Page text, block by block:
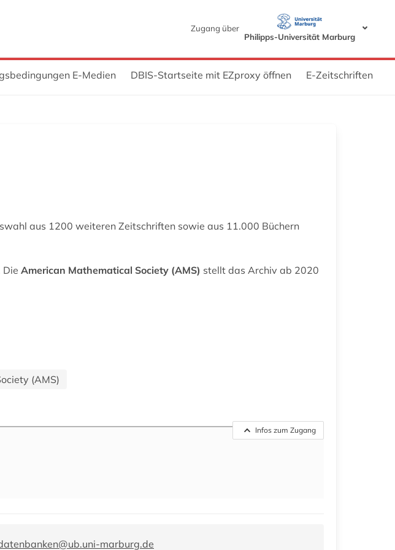
Zugang über
Philipps-Universität Marburg
E-Medien DBIS-Startseite mit EZproxy öffnen E-Zeitschriften
aus 1200 weiteren Zeitschriften sowie aus 11.000 Büchern
American Mathematical Society (AMS) stellt das Archiv ab 2020
(AMS)
Infos zum Zugang
marburg.de